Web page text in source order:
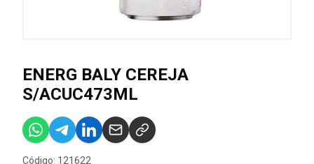
ENERG BALY CEREJA
S/ACUC473ML
Código: 121622